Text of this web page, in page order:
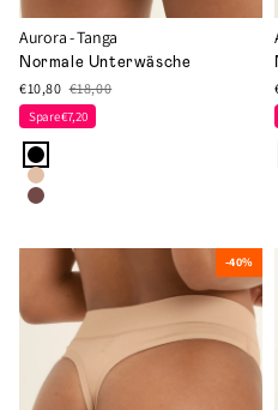
Aurora - Tanga
Normale Unterwäsche
€10,80 €18,00
Spare €7,20
-40%